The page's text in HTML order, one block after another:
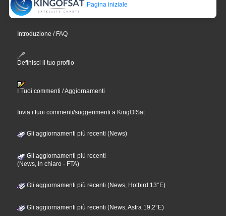
Pagina iniziale
Introduzione / FAQ
Definisci il tuo profilo
I Tuoi commenti / Aggiornamenti
Invia i tuoi commenti/suggerimenti a KingOfSat
Gli aggiornamenti più recenti (News)
Gli aggiornamenti più recenti
(News, In chiaro - FTA)
Gli aggiornamenti più recenti (News, Hotbird 13°E)
Gli aggiornamenti più recenti (News, Astra 19,2°E)